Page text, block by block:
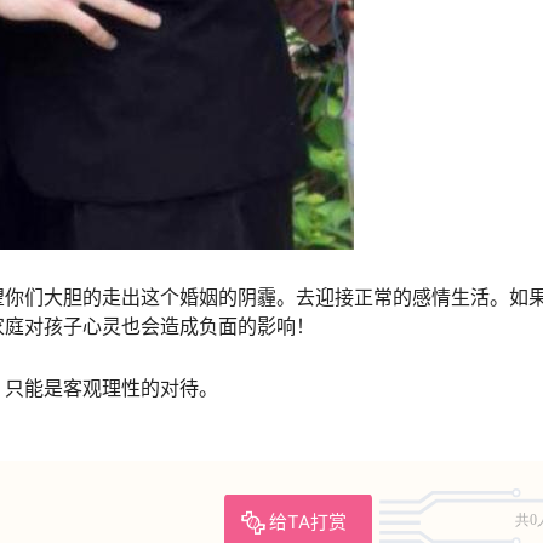
们大胆的走出这个婚姻的阴霾。去迎接正常的感情生活。如
对孩子心灵也会造成负面的影响！
能是客观理性的对待。
给TA打赏 共0